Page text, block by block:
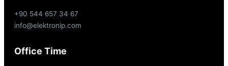
+90 544 657 34 67
info@elektronip.com
Office Time